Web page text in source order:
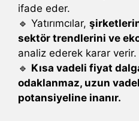
ifade eder.
🔹 Yatırımcılar,
sektör trendlerini ve
analiz ederek karar verir.
🔹 Kısa vadeli fiyat
odaklanmaz, uzun
potansiyeline inanır.